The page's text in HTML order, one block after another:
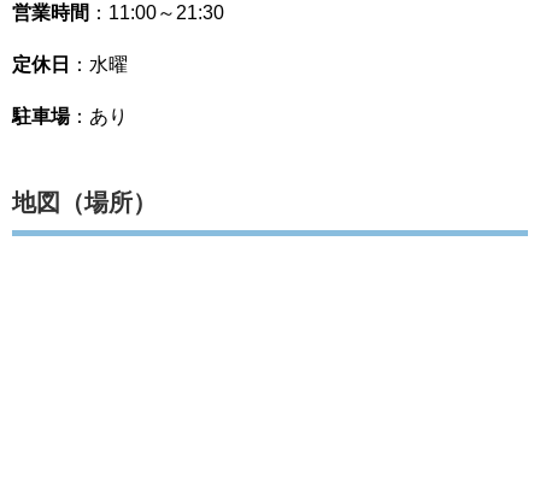
営業時間 ：11:00～21:30
定休日 ：水曜
駐車場：あり
地図（場所）